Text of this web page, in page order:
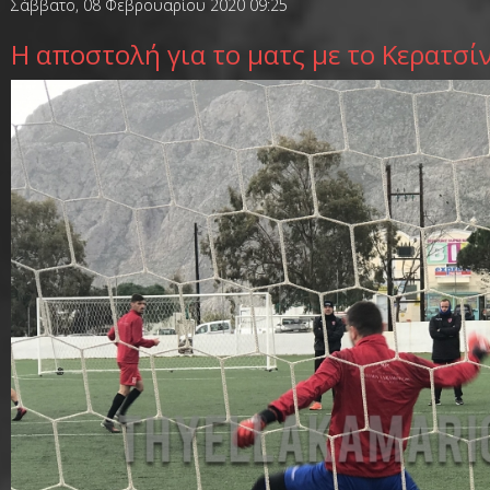
Σάββατο, 08 Φεβρουαρίου 2020 09:25
Η αποστολή για το ματς με το